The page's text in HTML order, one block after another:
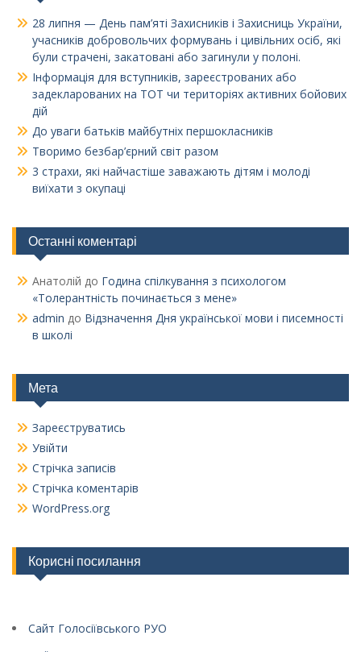
28 липня — День пам’яті Захисників і Захисниць України,
учасників добровольчих формувань і цивільних осіб, які
були страчені, закатовані або загинули у полоні.
Інформація для вступників, зареєстрованих або
задекларованих на ТОТ чи територіях активних бойових
дій
До уваги батьків майбутніх першокласників
Творимо безбар’єрний світ разом
3 страхи, які найчастіше заважають дітям і молоді
виїхати з окупаці
Останні коментарі
Анатолій до Година спілкування з психологом
«Толерантність починається з мене»
admin до Відзначення Дня української мови і писемності
в школі
Мета
Зареєструватись
Увійти
Стрічка записів
Стрічка коментарів
WordPress.org
Корисні посилання
Сайт Голосіївського РУО